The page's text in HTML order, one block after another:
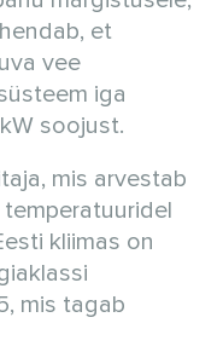
et
vee
iga
soojust.
mis arvestab
kliimas on
mis tagab